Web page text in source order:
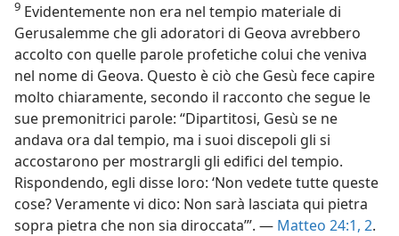
9 Evidentemente non era nel tempio materiale di
Gerusalemme che gli adoratori di Geova avrebbero
accolto con quelle parole profetiche colui che veniva
nel nome di Geova. Questo è ciò che Gesù fece capire
molto chiaramente, secondo il racconto che segue le
sue premonitrici parole: “Dipartitosi, Gesù se ne
andava ora dal tempio, ma i suoi discepoli gli si
accostarono per mostrargli gli edifici del tempio.
Rispondendo, egli disse loro: ‘Non vedete tutte queste
cose? Veramente vi dico: Non sarà lasciata qui pietra
sopra pietra che non sia diroccata’”. — Matteo 24:1, 2.